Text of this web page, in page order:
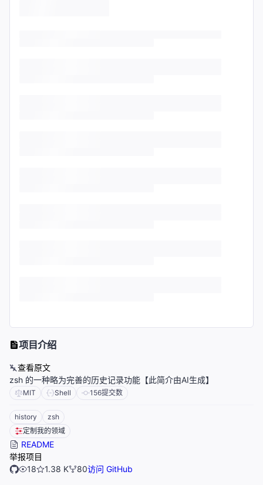
项目介绍
查看原文
zsh 的一种略为完善的历史记录功能【此简介由AI生成】
MIT Shell 156提交数
history
zsh
定制我的领域
README
举报项目
18
1.38 K 80访问 GitHub